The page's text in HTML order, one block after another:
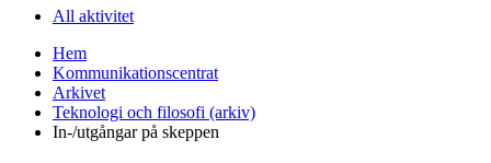
All aktivitet
Hem
Kommunikationscentrat
Arkivet
Teknologi och filosofi (arkiv)
In-/utgångar på skeppen